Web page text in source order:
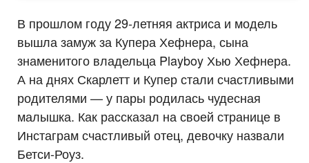
В прошлом году 29-летняя актриса и модель
вышла замуж за Купера Хефнера, сына
знаменитого владельца Playboy Хью Хефнера.
А на днях Скарлетт и Купер стали счастливыми
родителями — у пары родилась чудесная
малышка. Как рассказал на своей странице в
Инстаграм счастливый отец, девочку назвали
Бетси-Роуз.